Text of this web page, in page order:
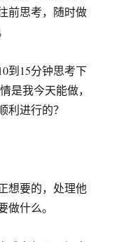
前思考，随时做
到15分钟思考下
是我今天能做，
利进行的？
想要的，处理他
什么。